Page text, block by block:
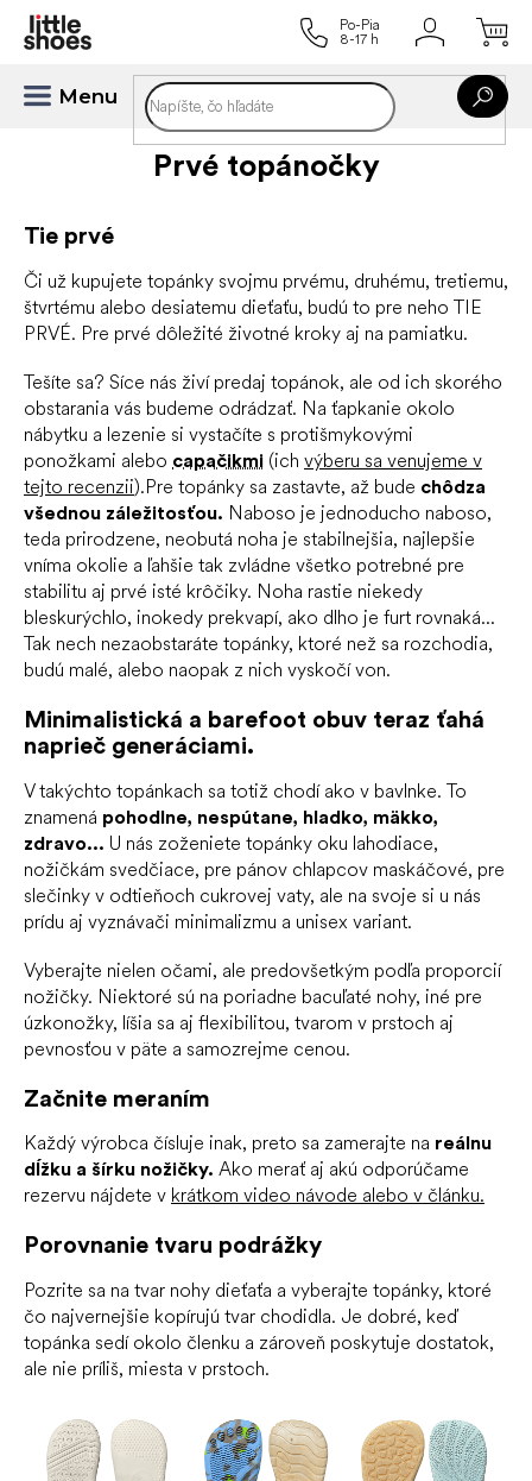
obsah
Prvé topánočky
Tie prvé
Či už kupujete topánky svojmu prvému, druhému, tretiemu,
štvrtému alebo desiatemu dieťaťu, budú to pre neho TIE
PRVÉ. Pre prvé dôležité životné kroky aj na pamiatku.
Tešíte sa? Síce nás živí predaj topánok, ale od ich skorého
obstarania vás budeme odrádzať. Na ťapkanie okolo
nábytku a lezenie si vystačíte s protišmykovými
ponožkami alebo capačikmi (ich výberu sa venujeme v
tejto recenzii).Pre topánky sa zastavte, až bude chôdza
všednou záležitosťou. Naboso je jednoducho naboso,
teda prirodzene, neobutá noha je stabilnejšia, najlepšie
vníma okolie a ľahšie tak zvládne všetko potrebné pre
stabilitu aj prvé isté krôčiky. Noha rastie niekedy
bleskurýchlo, inokedy prekvapí, ako dlho je furt rovnaká...
Tak nech nezaobstaráte topánky, ktoré než sa rozchodia,
budú malé, alebo naopak z nich vyskočí von.
Minimalistická a barefoot obuv teraz ťahá
naprieč generáciami.
V takýchto topánkach sa totiž chodí ako v bavlnke. To
znamená pohodlne, nespútane, hladko, mäkko,
zdravo... U nás zoženiete topánky oku lahodiace,
nožičkám svedčiace, pre pánov chlapcov maskáčové, pre
slečinky v odtieňoch cukrovej vaty, ale na svoje si u nás
prídu aj vyznávači minimalizmu a unisex variant.
Vyberajte nielen očami, ale predovšetkým podľa proporcií
nožičky. Niektoré sú na poriadne bacuľaté nohy, iné pre
úzkonožky, líšia sa aj flexibilitou, tvarom v prstoch aj
pevnosťou v päte a samozrejme cenou.
Začnite meraním
Každý výrobca čísluje inak, preto sa zamerajte na reálnu
dĺžku a šírku nožičky. Ako merať aj akú odporúčame
rezervu nájdete v krátkom video návode alebo v článku.
Porovnanie tvaru podrážky
Pozrite sa na tvar nohy dieťaťa a vyberajte topánky, ktoré
čo najvernejšie kopírujú tvar chodidla. Je dobré, keď
topánka sedí okolo členku a zároveň poskytuje dostatok,
ale nie príliš, miesta v prstoch.